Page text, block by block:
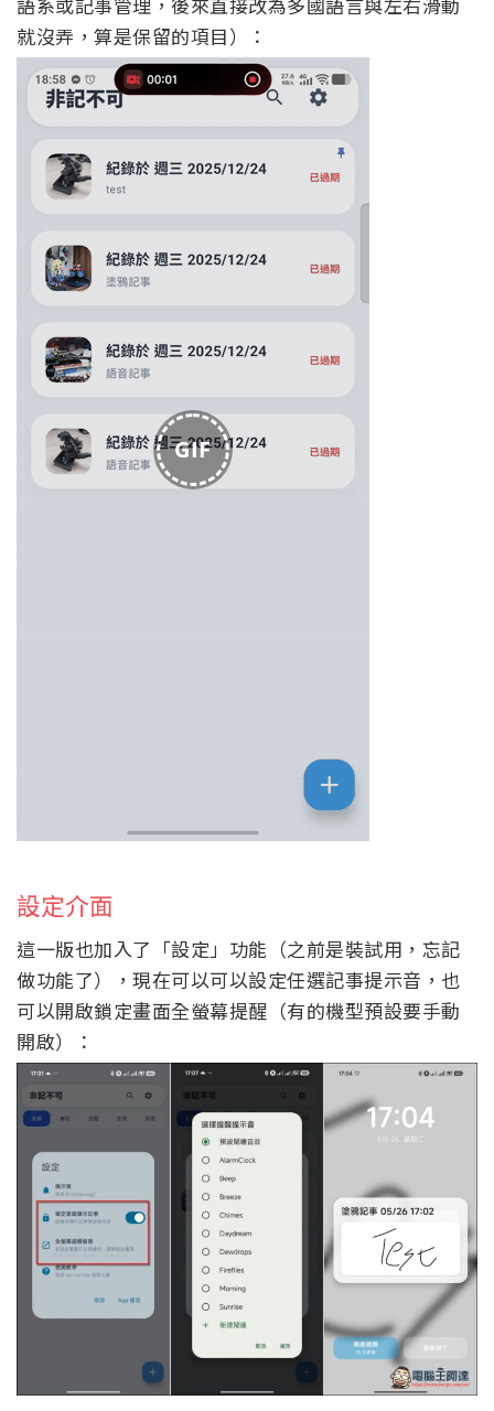
就沒弄，算是保留的項目）：
GIF
設定介面
這一版也加入了「設定」功能（之前是裝試用，忘記
做功能了），現在可以可以設定任選記事提示音，也
可以開啟鎖定畫面全螢幕提醒（有的機型預設要手動
開啟）：